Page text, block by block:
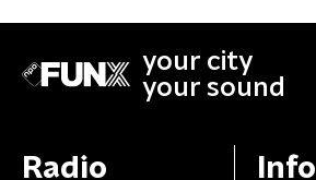
your city
your sound
Radio Info